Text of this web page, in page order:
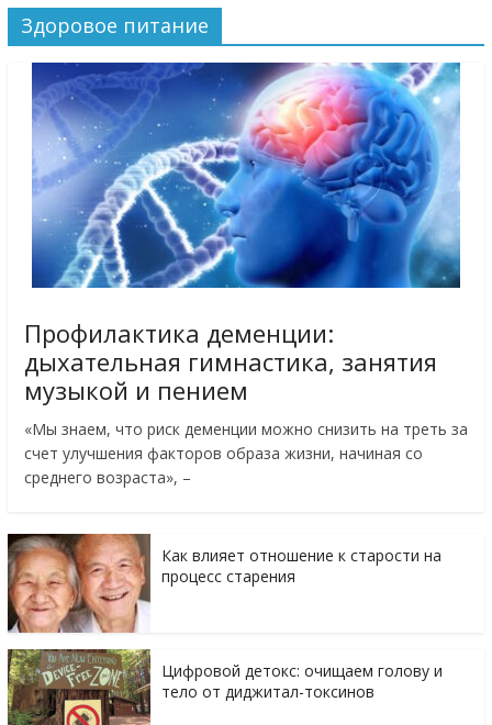
Здоровое питание
Профилактика деменции:
дыхательная гимнастика, занятия
музыкой и пением
«Мы знаем, что риск деменции можно снизить на треть за
счет улучшения факторов образа жизни, начиная со
среднего возраста», –
Как влияет отношение к старости на
процесс старения
Цифровой детокс: очищаем голову и
тело от диджитал-токсинов